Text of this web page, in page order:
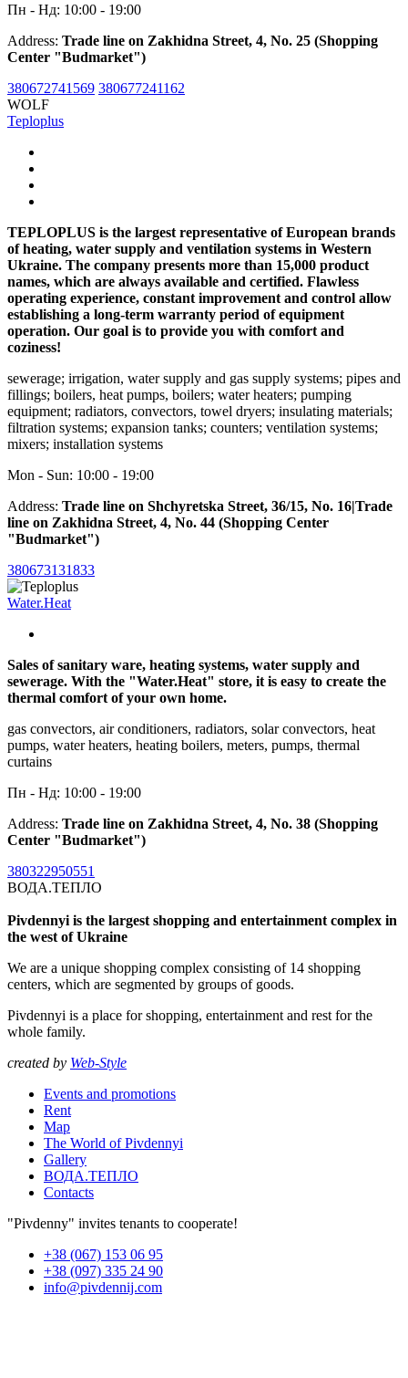
Пн - Нд: 10:00 - 19:00
Address: Trade line on Zakhidna Street, 4, No. 25 (Shopping
Center "Budmarket")
380672741569 380677241162
WOLF
Teploplus
TEPLOPLUS is the largest representative of European brands
of heating, water supply and ventilation systems in Western
Ukraine. The company presents more than 15,000 product
names, which are always available and certified. Flawless
operating experience, constant improvement and control allow
establishing a long-term warranty period of equipment
operation. Our goal is to provide you with comfort and
coziness!
sewerage; irrigation, water supply and gas supply systems; pipes and
fillings; boilers, heat pumps, boilers; water heaters; pumping
equipment; radiators, convectors, towel dryers; insulating materials;
filtration systems; expansion tanks; counters; ventilation systems;
mixers; installation systems
Mon - Sun: 10:00 - 19:00
Address: Trade line on Shchyretska Street, 36/15, No. 16|Trade
line on Zakhidna Street, 4, No. 44 (Shopping Center
"Budmarket")
380673131833
Water.Heat
Sales of sanitary ware, heating systems, water supply and
sewerage. With the "Water.Heat" store, it is easy to create the
thermal comfort of your own home.
gas convectors, air conditioners, radiators, solar convectors, heat
pumps, water heaters, heating boilers, meters, pumps, thermal
curtains
Пн - Нд: 10:00 - 19:00
Address: Trade line on Zakhidna Street, 4, No. 38 (Shopping
Center "Budmarket")
380322950551
ВОДА.ТЕПЛО
Pivdennyi is the largest shopping and entertainment complex in
the west of Ukraine
We are a unique shopping complex consisting of 14 shopping
centers, which are segmented by groups of goods.
Pivdennyi is a place for shopping, entertainment and rest for the
whole family.
created by Web-Style
Events and promotions
Rent
Map
The World of Pivdennyi
Gallery
ВОДА.ТЕПЛО
Contacts
"Pivdenny" invites tenants to cooperate!
+38 (067) 153 06 95
+38 (097) 335 24 90
info@pivdennij.com